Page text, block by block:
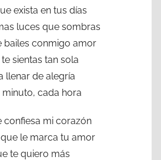
exista en tus días
luces que sombras
bailes conmigo amor
te sientas tan sola
llenar de alegría
minuto, cada hora
confiesa mi corazón
le marca tu amor
te quiero más